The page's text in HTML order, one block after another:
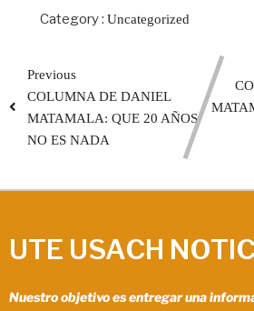
Category : Uncategorized
Previous
COLUMNA DE DANIEL
MATAMALA: QUE 20 AÑOS
NO ES NADA
UTE USACH
Nuestro objetivo es entregar una